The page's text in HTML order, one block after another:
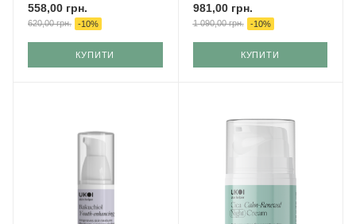
558,00 грн.
620,00грн. -10%
КУПИТИ
981,00грн.
1 090,00грн. -10%
КУПИТИ